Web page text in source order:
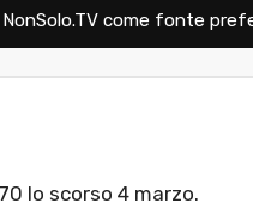
come fonte
lo scorso 4 marzo.